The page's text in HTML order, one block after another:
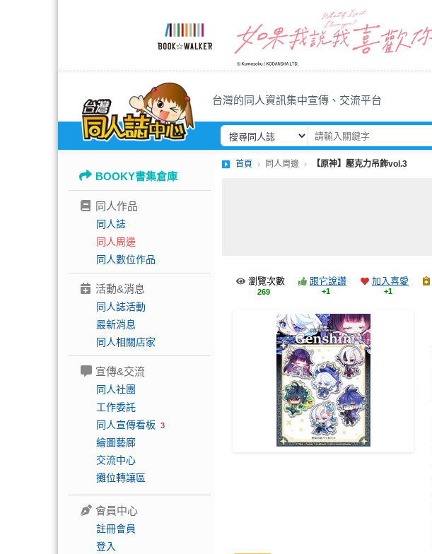
台灣的同人資訊集中宣傳、交流平台
BOOKY書集倉庫
同人作品
同人誌
同人周邊
同人數位作品
活動&消息
同人誌活動
最新消息
同人相關店家
宣傳&交流
同人社團
工作委託
同人宣傳看板 3
繪圖藝廊
交流中心
攤位轉讓區
會員中心
註冊會員
登入
首頁 同人周邊 【原神】壓克力吊飾vol.3
瀏覽次數
269
跟它說讚
+1
加入喜愛
+1